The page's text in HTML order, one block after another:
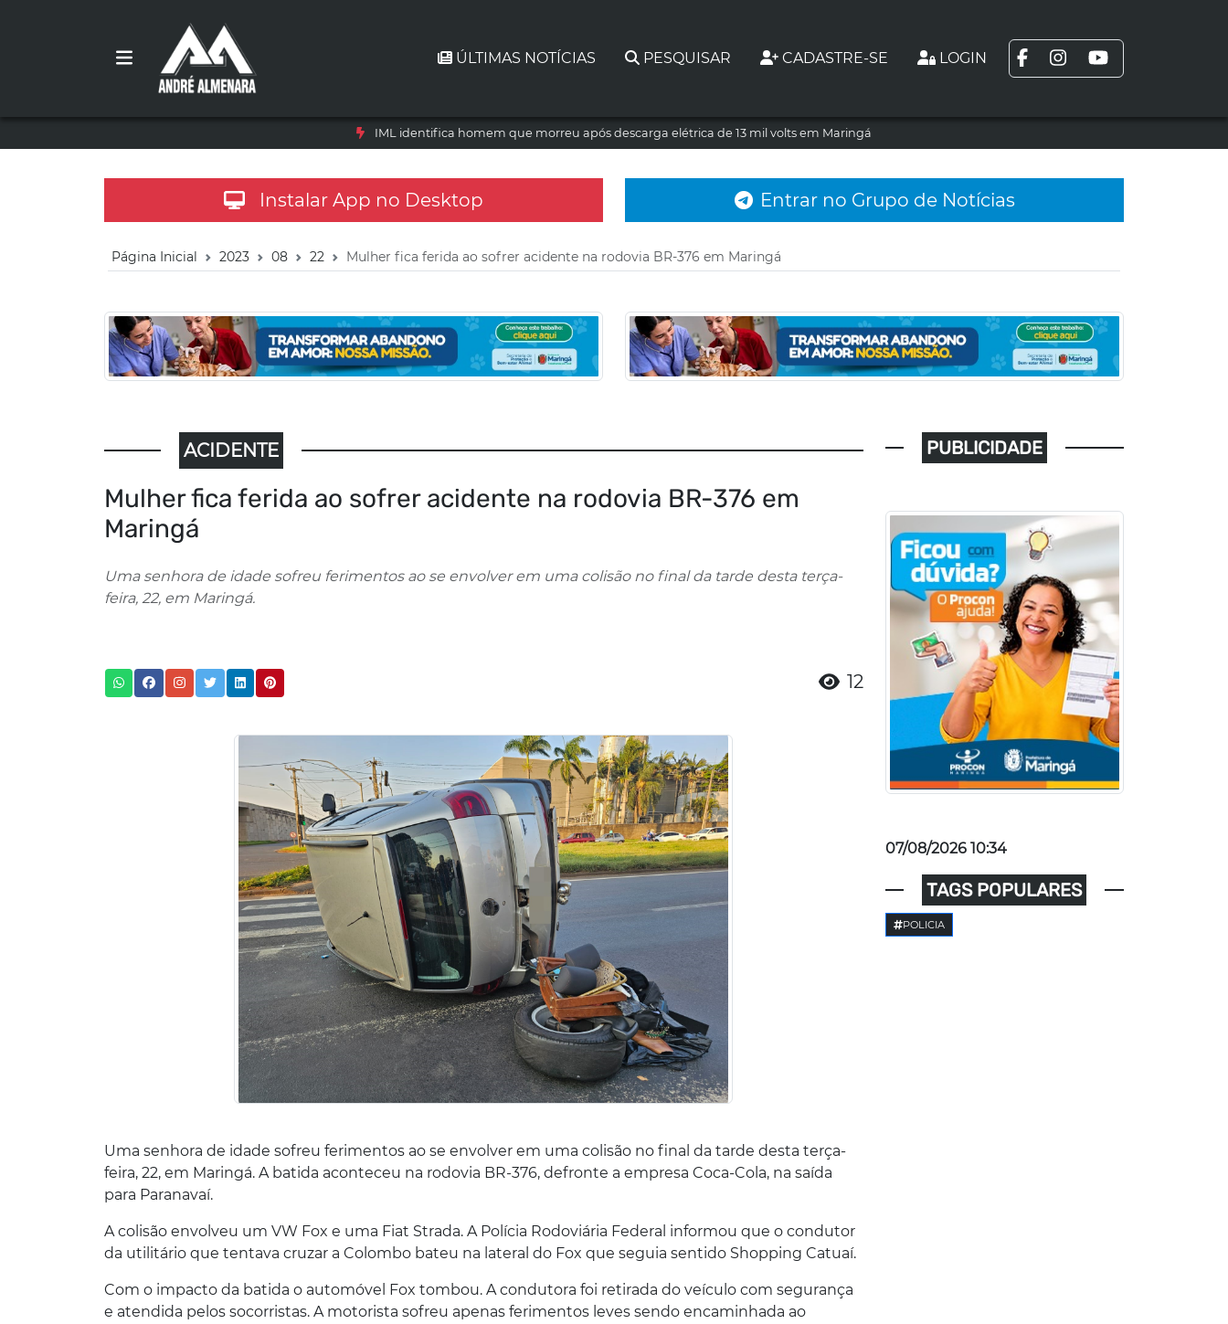
ÚLTIMAS NOTÍCIAS PESQUISAR CADASTRE-SE LOGIN
IML identifica homem que morreu após descarga elétrica de 13 mil volts em Maringá
Instalar App no Desktop Entrar no Grupo de Notícias
Página Inicial 2023 08 22 Mulher fica ferida ao sofrer acidente na rodovia BR-376 em Maringá
ACIDENTE
Mulher fica ferida ao sofrer acidente na rodovia BR-376 em
Maringá
Uma senhora de idade sofreu ferimentos ao se envolver em uma colisão no final da tarde desta terça-
feira, 22, em Maringá.
12
Uma senhora de idade sofreu ferimentos ao se envolver em uma colisão no final da tarde desta terça-
feira, 22, em Maringá. A batida aconteceu na rodovia BR-376, defronte a empresa Coca-Cola, na saída
para Paranavaí.
A colisão envolveu um VW Fox e uma Fiat Strada. A Polícia Rodoviária Federal informou que o condutor
da utilitário que tentava cruzar a Colombo bateu na lateral do Fox que seguia sentido Shopping Catuaí.
Com o impacto da batida o automóvel Fox tombou. A condutora foi retirada do veículo com segurança
e atendida pelos socorristas. A motorista sofreu apenas ferimentos leves sendo encaminhada ao
PUBLICIDADE
07/08/2026 10:34
TAGS POPULARES
POLICIA